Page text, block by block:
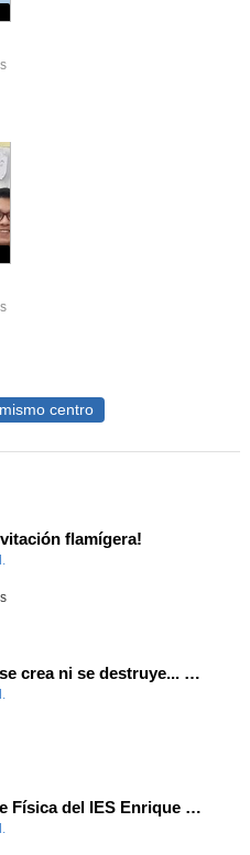
centro
flamígera!
La energía ni se crea ni se destruye... ¡se experimenta! El Tierno en la Feria Madrid es Ciencia 2026
El Gabinete de Física del IES Enrique Tierno Galván de Parla (Curso 25-26)